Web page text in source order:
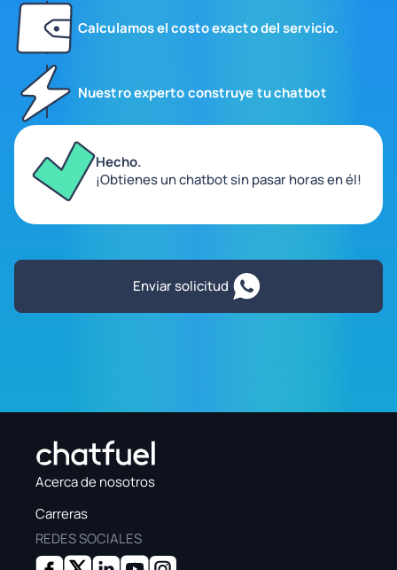
Calculamos el costo exacto del servicio.
Nuestro experto construye tu chatbot
Hecho.
¡Obtienes un chatbot sin pasar horas en él!
Enviar solicitud
Acerca de nosotros
Carreras
REDES SOCIALES